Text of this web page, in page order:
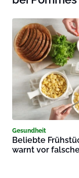
Gesundheit
Beliebte
warnt vor